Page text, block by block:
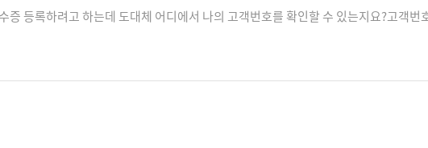
증 등록하려고 하는데 도대체 어디에서 나의 고객번호를 확인할 수 있는지요?고객번